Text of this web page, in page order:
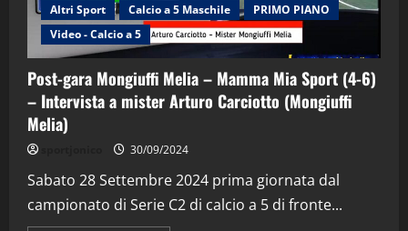
Altri Sport Calcio a 5 Maschile
PRIMO PIANO
Video - Calcio a 5
Post-gara Mongiuffi Melia – Mamma Mia Sport (4-6)
– Intervista a mister Arturo Carciotto (Mongiuffi
Melia)
30/09/2024
Sabato 28 Settembre 2024 prima giornata dal
campionato di Serie C2 di calcio a 5 di fronte...
2
“SportEmpire” in Podcast: 29^ Puntata
(Martedi 28 Aprile 2026)
28/04/2026